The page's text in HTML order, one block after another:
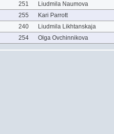
251
Liudmila Naumova
255
Kari Parrott
240
Liudmila Likhtanskaja
254 Olga Ovchinnikova